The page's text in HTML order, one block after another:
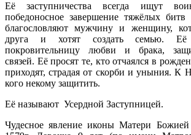
Её заступничества всегда ищут
победоносное завершение тяжёлых
благословляют мужчину и женщину,
друга и хотят создать семью.
покровительницу любви и брака,
связей. Её просят те, кто отчаялся в
приходят, страдая от скорби и уныния. К
кого некому защитить.
Её называют Усердной Заступницей.
Чудесное явление иконы Матери